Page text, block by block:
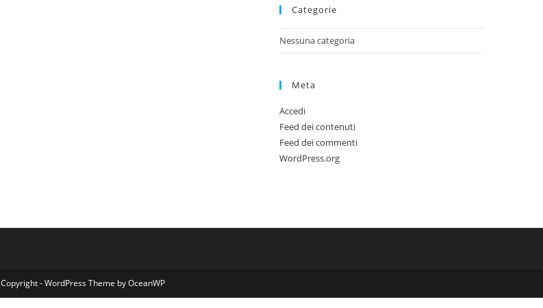
Categorie
Nessuna categoria
Meta
Accedi
Feed dei contenuti
Feed dei commenti
WordPress.org
Copyright - WordPress Theme by OceanWP